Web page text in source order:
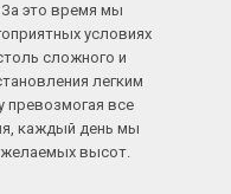
это время мы
условиях
сложного и
легким
превозмогая все
каждый день мы
желаемых высот.